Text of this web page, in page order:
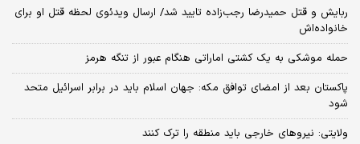
ربایش و قتل حمیدرضا رجب‌زاده تایید شد/ ارسال ویدئوی لحظه قتل او برای
خانواده‌اش
حمله موشکی به یک کشتی اماراتی هنگام عبور از تنگه هرمز
پاکستان بعد از امضای توافق مکه: جهان اسلام باید در برابر اسرائیل متحد
شود
ولایتی: نیروهای خارجی باید منطقه را ترک کنند